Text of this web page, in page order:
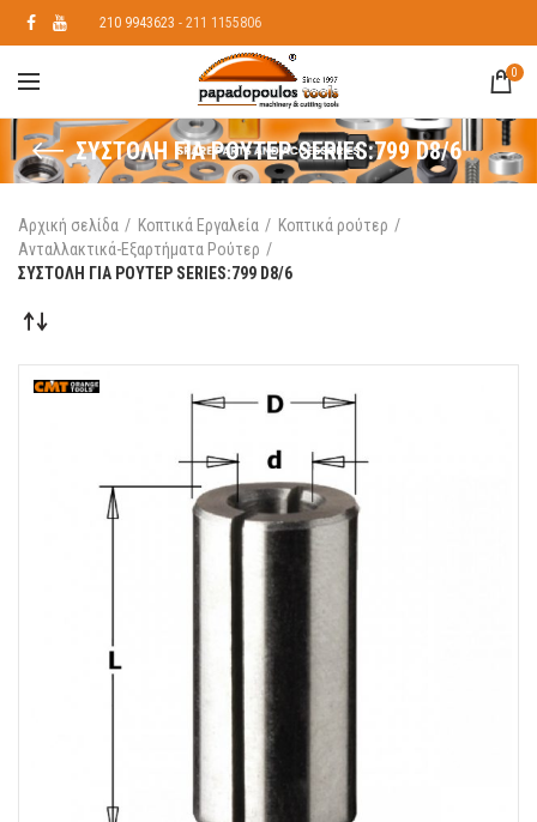
210 9943623 - 211 1155806
0
ΣΥΣΤΟΛΗ ΓΙΑ ΡΟΥΤΕΡ SERIES:799 D8/6
Αρχική σελίδα Κοπτικά Εργαλεία
Κοπτικά ρούτερ
Ανταλλακτικά-Εξαρτήματα Ρούτερ
ΣΥΣΤΟΛΗ ΓΙΑ ΡΟΥΤΕΡ SERIES:799 D8/6